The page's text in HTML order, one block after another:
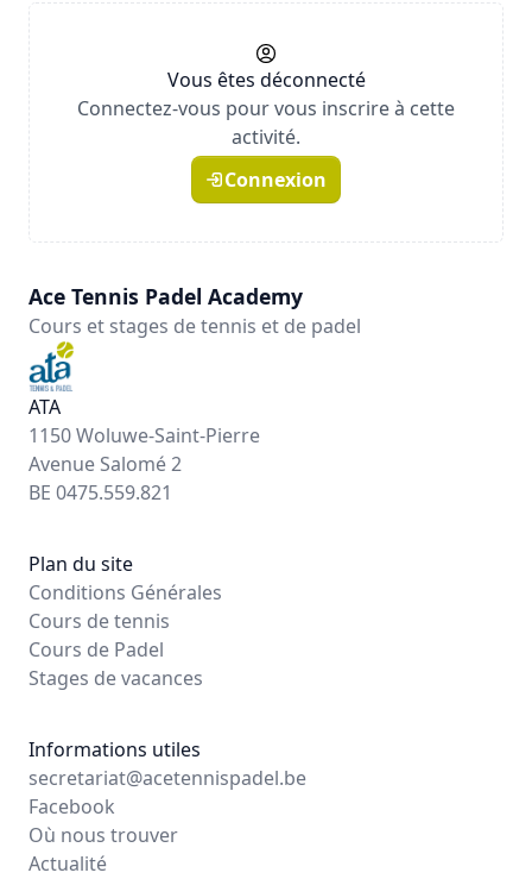
Vous êtes déconnecté
Connectez-vous pour vous inscrire à cette
activité.
Connexion
Ace Tennis Padel Academy
Cours et stages de tennis et de padel
ATA
1150 Woluwe-Saint-Pierre
Avenue Salomé 2
BE 0475.559.821
Plan du site
Conditions Générales
Cours de tennis
Cours de Padel
Stages de vacances
Informations utiles
secretariat@acetennispadel.be
Facebook
Où nous trouver
Actualité